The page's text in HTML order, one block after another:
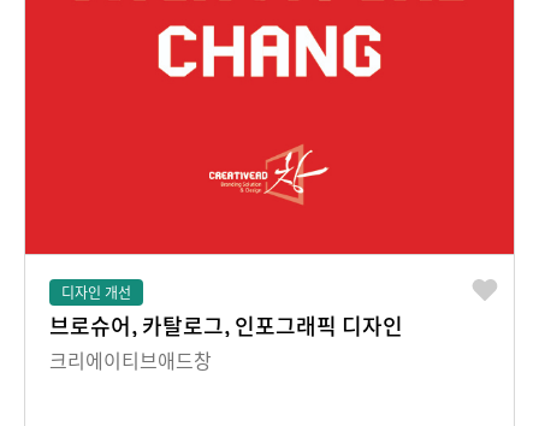
디자인 개선
브로슈어, 카탈로그, 인포그래픽 디자인
크리에이티브애드창